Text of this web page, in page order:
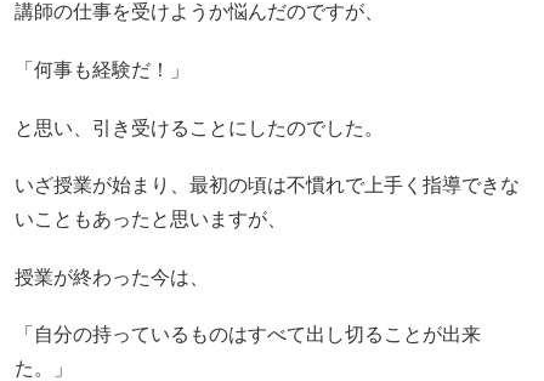
講師の仕事を受けようか悩んだのですが、
「何事も経験だ！」
と思い、引き受けることにしたのでした。
いざ授業が始まり、最初の頃は不慣れで上手く指導できな
いこともあったと思いますが、
授業が終わった今は、
「自分の持っているものはすべて出し切ることが出来
た。」